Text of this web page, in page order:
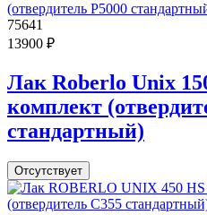
75641
13900 ₽
Лак Roberlo Unix
комплект
стандартный)
Отсутствует